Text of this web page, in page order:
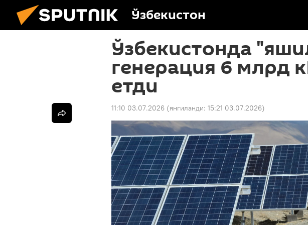
Ўзбекистон
Ўзбекистонда
генерация 6 млрд
етди
11:10 03.07.2026 (янгиланди: 15:21 03.07.2026)